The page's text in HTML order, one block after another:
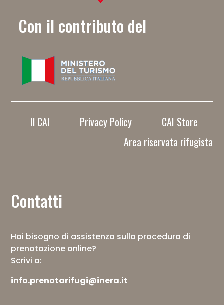
Con il contributo del
Il CAI Privacy Policy
CAI Store
Area riservata rifugista
Contatti
Hai bisogno di assistenza sulla procedura di
prenotazione online?
Scrivi a:
info.prenotarifugi@inera.it